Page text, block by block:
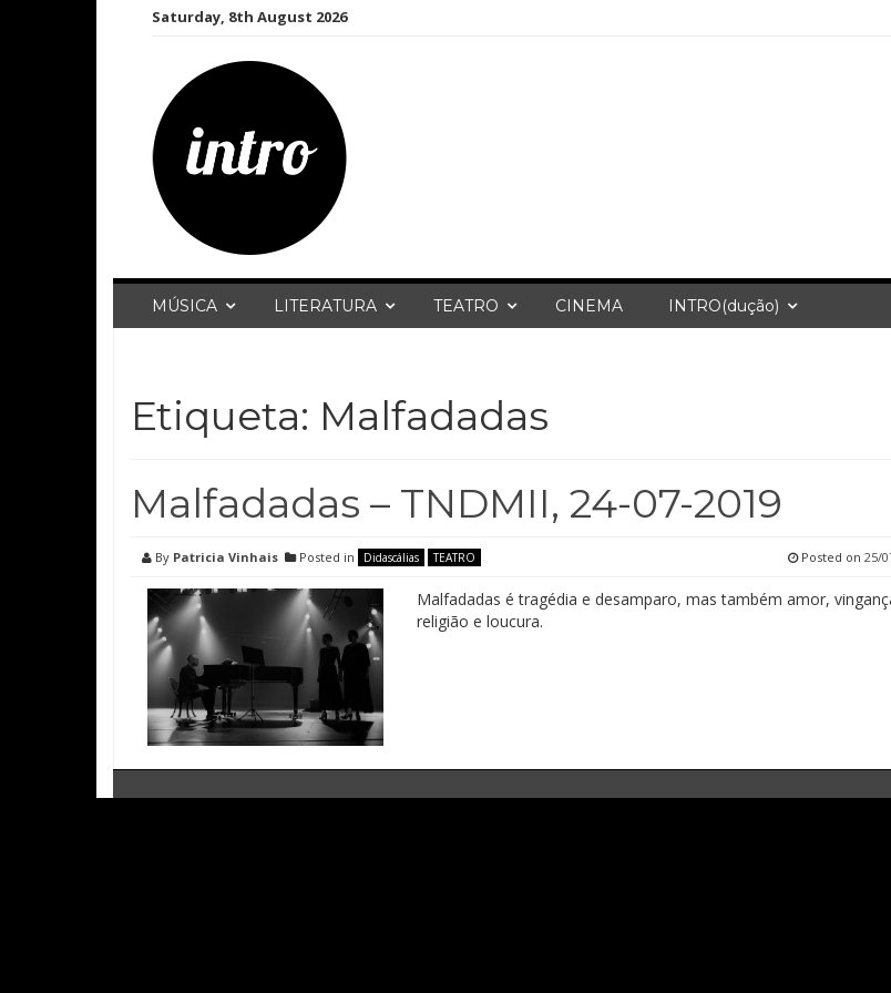
Saturday, 8th August 2026
MÚSICA LITERATURA TEATRO CINEMA INTRO(dução)
Etiqueta: Malfadadas
Malfadadas – TNDMII, 24-07-2019
By Patricia Vinhais Posted in Didascálias TEATRO Posted on 25/
Malfadadas é tragédia e desamparo, mas também amor,
religião e loucura.